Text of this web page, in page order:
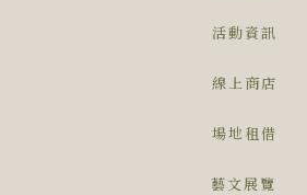
活動資訊
線上商店
場地租借
藝文展覽